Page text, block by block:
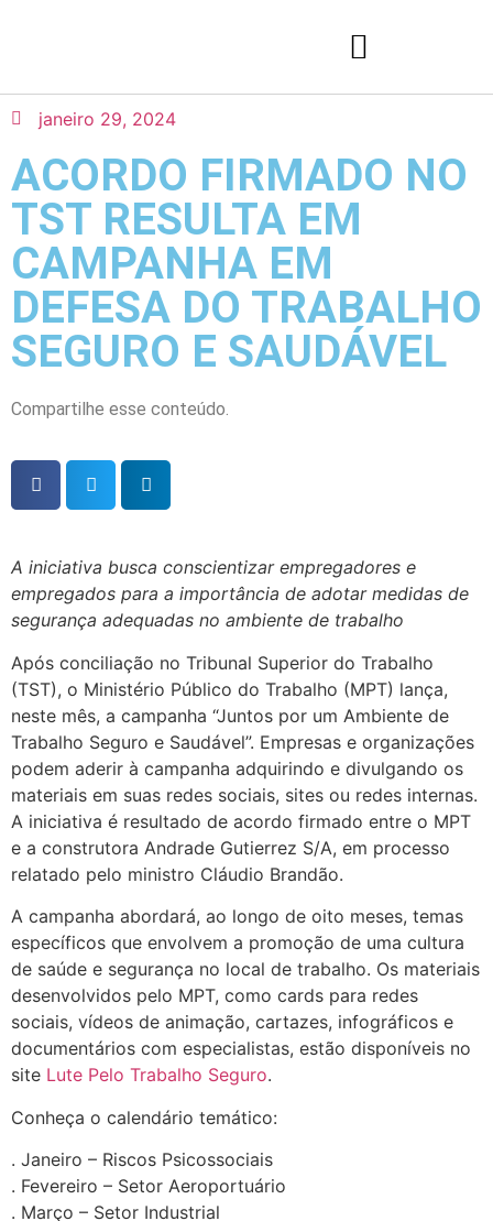
janeiro 29, 2024
ACORDO FIRMADO NO
TST RESULTA EM
CAMPANHA EM
DEFESA DO TRABALHO
SEGURO E SAUDÁVEL
Compartilhe esse conteúdo.
A iniciativa busca conscientizar empregadores e
empregados para a importância de adotar medidas de
segurança adequadas no ambiente de trabalho
Após conciliação no Tribunal Superior do Trabalho
(TST), o Ministério Público do Trabalho (MPT) lança,
neste mês, a campanha “Juntos por um Ambiente de
Trabalho Seguro e Saudável”. Empresas e organizações
podem aderir à campanha adquirindo e divulgando os
materiais em suas redes sociais, sites ou redes internas.
A iniciativa é resultado de acordo firmado entre o MPT
e a construtora Andrade Gutierrez S/A, em processo
relatado pelo ministro Cláudio Brandão.
A campanha abordará, ao longo de oito meses, temas
específicos que envolvem a promoção de uma cultura
de saúde e segurança no local de trabalho. Os materiais
desenvolvidos pelo MPT, como cards para redes
sociais, vídeos de animação, cartazes, infográficos e
documentários com especialistas, estão disponíveis no
site Lute Pelo Trabalho Seguro.
Conheça o calendário temático:
. Janeiro – Riscos Psicossociais
. Fevereiro – Setor Aeroportuário
. Março – Setor Industrial